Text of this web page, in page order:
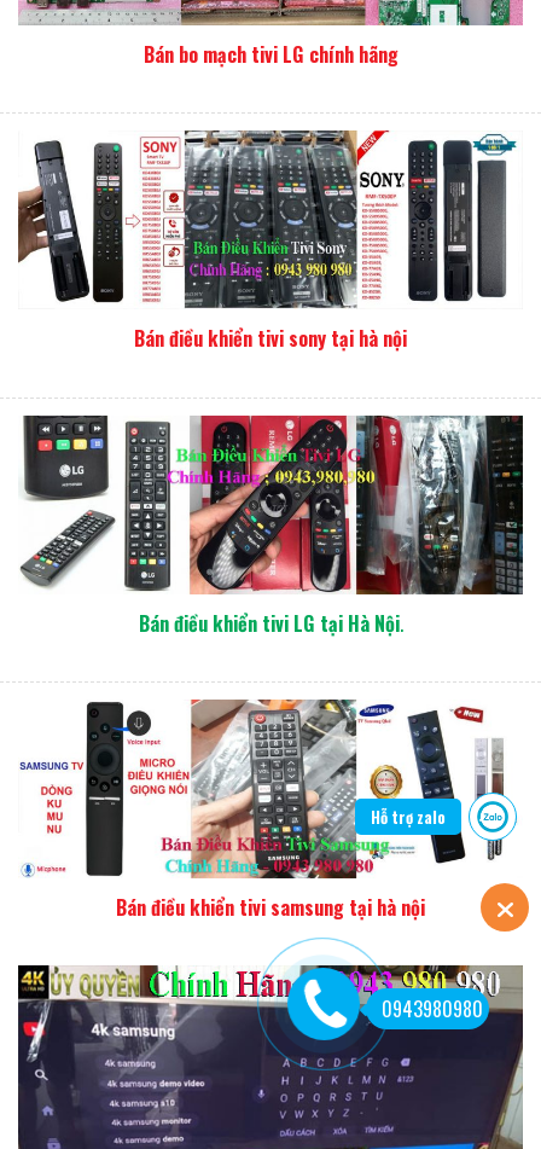
Bán bo mạch tivi LG chính hãng
Bán điều khiển tivi sony tại hà nội
Bán điều khiển tivi LG tại Hà Nội.
Bán điều khiển tivi samsung tại hà nội
0943980980
Hỗ trợ zalo